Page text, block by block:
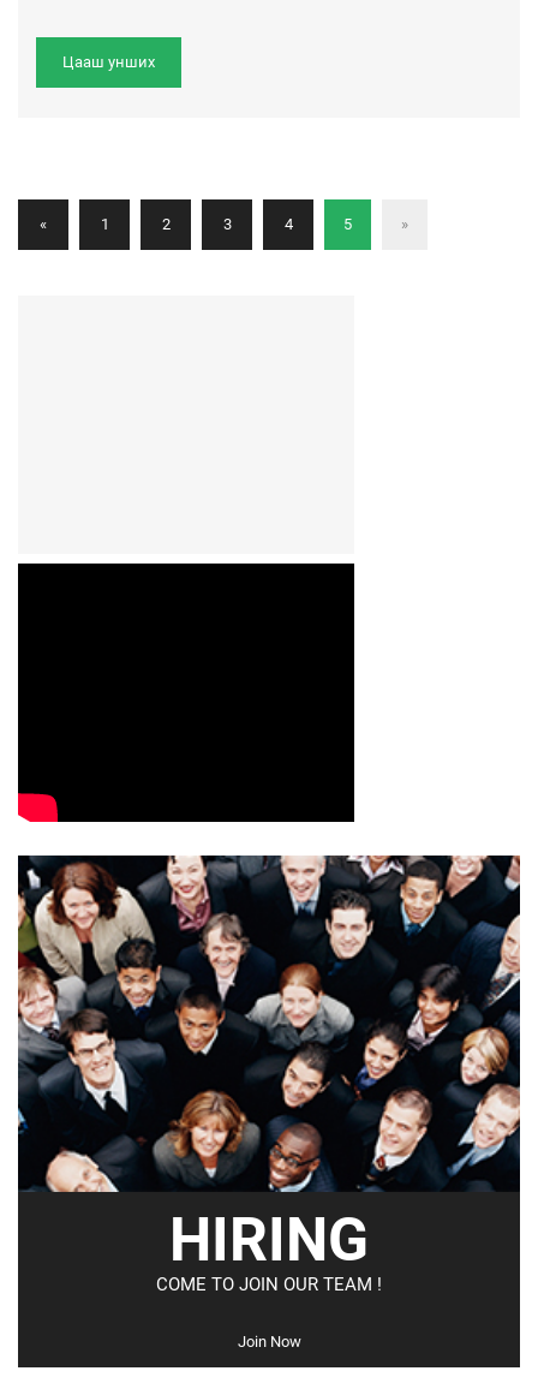
Цааш унших
« 1 2 3 4 5 »
HIRING
COME TO JOIN OUR TEAM !
Join Now